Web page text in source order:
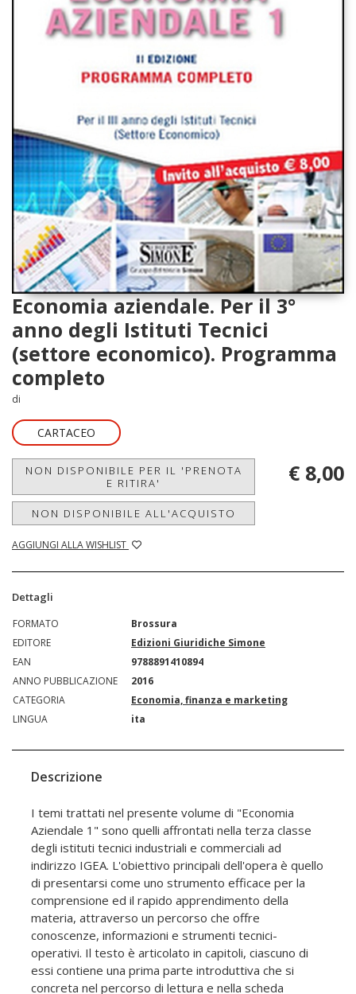
Economia aziendale. Per il 3°
anno degli Istituti Tecnici
(settore economico). Programma
completo
di
CARTACEO
NON DISPONIBILE PER IL 'PRENOTA
E RITIRA'
NON DISPONIBILE ALL'ACQUISTO
AGGIUNGI ALLA WISHLIST
€ 8,00
Dettagli
FORMATO
Brossura
EDITORE
Edizioni Giuridiche Simone
EAN
9788891410894
ANNO PUBBLICAZIONE
2016
CATEGORIA
Economia, finanza e marketing
LINGUA
ita
Descrizione
I temi trattati nel presente volume di "Economia
Aziendale 1" sono quelli affrontati nella terza classe
degli istituti tecnici industriali e commerciali ad
indirizzo IGEA. L'obiettivo principali dell'opera è quello
di presentarsi come uno strumento efficace per la
comprensione ed il rapido apprendimento della
materia, attraverso un percorso che offre
conoscenze, informazioni e strumenti tecnici-
operativi. Il testo è articolato in capitoli, ciascuno di
essi contiene una prima parte introduttiva che si
concreta nel percorso di lettura e nella scheda